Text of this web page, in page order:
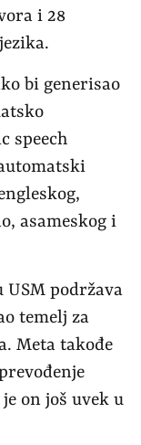
i 28
bi generisao
speech
asameskog i
podržava
temelj za
Meta takođe
on još uvek u